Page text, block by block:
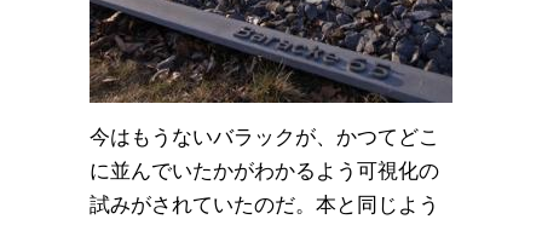
今はもうないバラックが、かつてどこ
に並んでいたかがわかるよう可視化の
試みがされていたのだ。本と同じよう